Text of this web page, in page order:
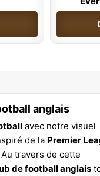
anglais
avec notre visuel
de la Premier
travers de cette
de football anglais